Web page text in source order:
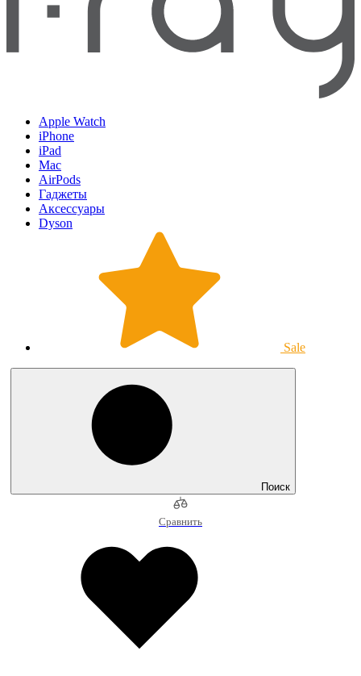
Apple Watch
iPhone
iPad
Mac
AirPods
Гаджеты
Аксессуары
Dyson
Sale
Поиск
Сравнить